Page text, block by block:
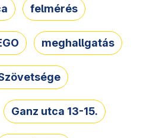
felmérés
meghallgatás
Ganz utca 13-15.